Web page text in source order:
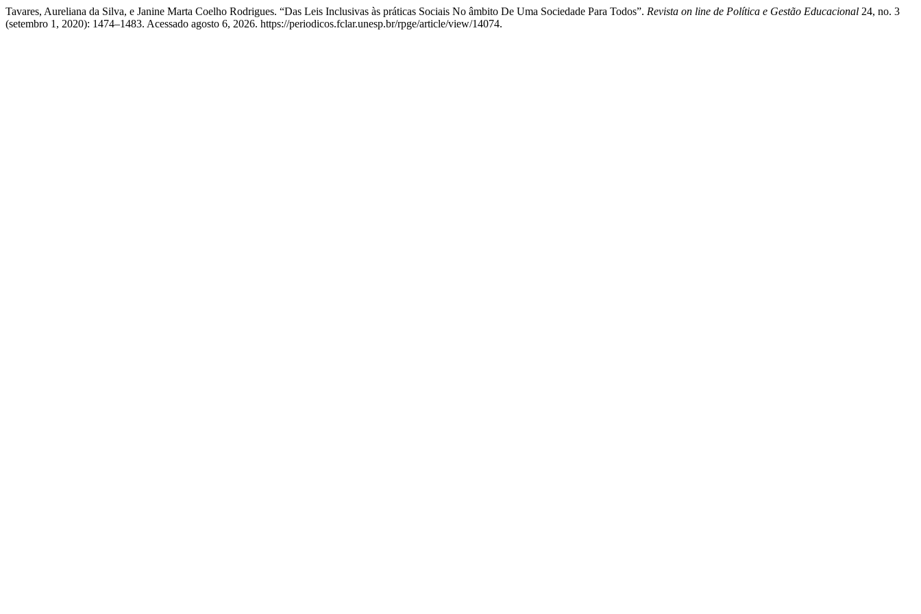
Tavares, Aureliana da Silva, e Janine Marta Coelho Rodrigues. “Das Leis Inclusivas às práticas Sociais No âmbito De Uma Sociedade Para Todos”. Revista on line de Política e Gestão Educacional 24, no. 3
(setembro 1, 2020): 1474–1483. Acessado agosto 6, 2026. https://periodicos.fclar.unesp.br/rpge/article/view/14074.